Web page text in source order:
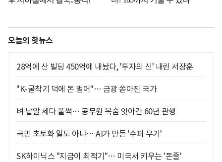
오늘의 핫뉴스
28억에 산 빌딩 450억에 내놨다, '투자의 신' 내린 서장훈
"K-굴착기 덕에 돈 벌어"… 금광 쏟아진 국가
벼 낱알 세다 풀썩… 공무원 목숨 앗아간 60년 관행
국민 초토화 일도 아냐… AI가 만든 '수퍼 무기'
SK하이닉스 "지금이 최적기"… 미국서 키우는 '돈줄'